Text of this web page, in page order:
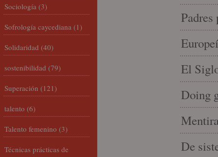
Padres
El
Doing
De
Sociología (3)
Sofrología caycediana (1)
Solidaridad (40)
sostenibilidad (79)
Superación (121)
talento (6)
Talento femenino (3)
Técnicas prácticas de